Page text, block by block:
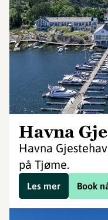
Havna
Havna
på Tjøme.
Book
Les mer